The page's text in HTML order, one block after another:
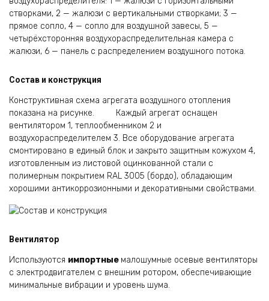
створ­ками, 2 — жалюзи с вертикальными створками; 3 —
прямое сопло, 4 — сопло для воздушной за­весы, 5 —
четырёхсторонняя воздухораспределительная камера с
жалюзи, 6 — панель с распре­делением воздушного потока.
Состав и конструкция
Конструктивная схема агрегата воздушного отопления
показана на рисунке. Каждый агрегат оснащен
вентилятором 1, теплообменником 2 и
воздухораспределителем 3. Все оборудование агрегата
смонтировано в единый блок и закрыто защитным кожухом 4,
изготовленным из листовой оцинкованной стали с
полимерным покрытием RAL 3005 (бордо), обладающим
хорошими антикоррозионными и декоративными свойствами.
Вентилятор
Используются импортные малошумные осевые вентиляторы
с электродвигателем с внешним рото­ром, обеспечивающие
минимальные вибрации и уровень шума.